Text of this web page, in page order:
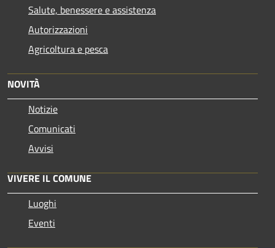
Salute, benessere e assistenza
Autorizzazioni
Agricoltura e pesca
NOVITÀ
Notizie
Comunicati
Avvisi
VIVERE IL COMUNE
Luoghi
Eventi